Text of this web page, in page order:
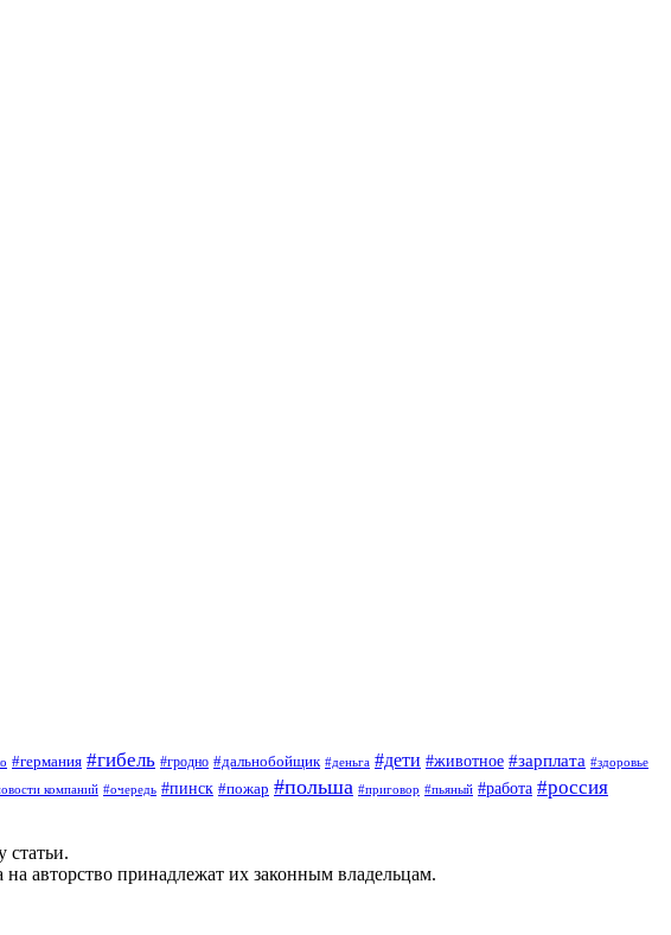
#германия #гибель #гродно #дальнобойщик #деньга #дети #животное #зарплата #здоровье
компаний #очередь #пинск #пожар #польша #приговор #пьяный #работа #россия
статьи.
авторство принадлежат их законным владельцам.